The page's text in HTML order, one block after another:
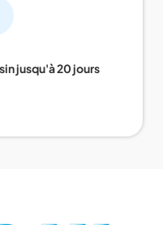
jusqu'à 20 jours